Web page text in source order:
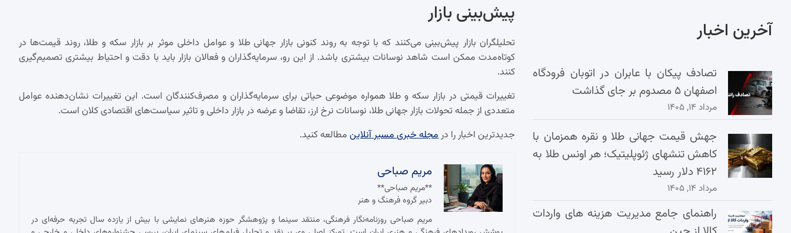
پیش‌بینی بازار
تحلیلگران بازار پیش‌بینی می‌کنند که با توجه به روند کنونی بازار جهانی طلا و عوامل داخلی موثر بر بازار سکه و طلا، روند قیمت‌ها در
کوتاه‌مدت ممکن است شاهد نوسانات بیشتری باشد. از این رو، سرمایه‌گذاران و فعالان بازار باید با دقت و احتیاط بیشتری تصمیم‌گیری
کنند.
تغییرات قیمتی در بازار سکه و طلا همواره موضوعی حیاتی برای سرمایه‌گذاران و مصرف‌کنندگان است. این تغییرات نشان‌دهنده عوامل
متعددی از جمله تحولات بازار جهانی طلا، نوسانات نرخ ارز، تقاضا و عرضه در بازار داخلی و تاثیر سیاست‌های اقتصادی کلان است.
جدیدترین اخبار را درمجله خبری مسیر آنلاینمطالعه کنید.
مریم صباحی
**مریم صباحی**
دبیر گروه فرهنگ و هنر
مریم صباحی روزنامه‌نگار فرهنگی، منتقد سینما و پژوهشگر حوزه هنرهای نمایشی با بیش از یازده سال تجربه حرفه‌ای در
آخرین اخبار
تصادف پیکان با عابران در اتوبان فرودگاه
اصفهان ۵ مصدوم بر جای گذاشت
مرداد ۱۴, ۱۴۰۵
جهش قیمت جهانی طلا و نقره همزمان با
کاهش تنشهای ژئوپلیتیک؛ هر اونس طلا به
۴۱۶۲ دلار رسید
مرداد ۱۴, ۱۴۰۵
راهنمای جامع مدیریت هزینه‌ های واردات